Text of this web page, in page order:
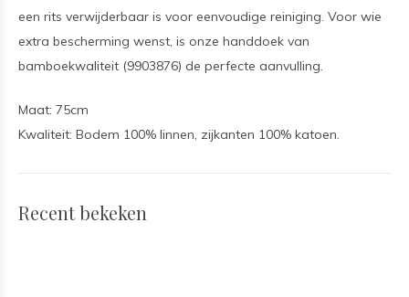
een rits verwijderbaar is voor eenvoudige reiniging. Voor wie
extra bescherming wenst, is onze handdoek van
bamboekwaliteit (9903876) de perfecte aanvulling.
Maat: 75cm
Kwaliteit: Bodem 100% linnen, zijkanten 100% katoen.
Recent bekeken